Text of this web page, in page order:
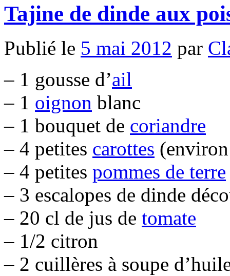
Tajine de dinde aux
Publié le 5 mai 2012 par
– 1 gousse d’ail
– 1 oignon blanc
– 1 bouquet de coriandre
– 4 petites carottes
– 4 petites pommes de terre
– 3 escalopes de dinde
– 20 cl de jus de tomate
– 1/2 citron
– 2 cuillères à soupe